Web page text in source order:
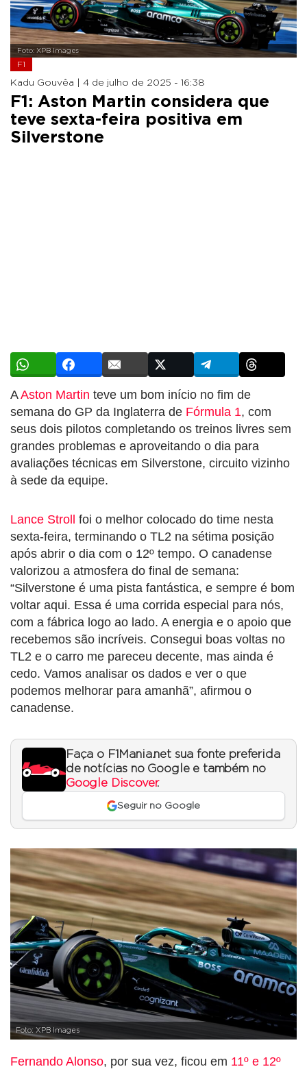
Foto: XPB Images
F1
Kadu Gouvêa | 4 de julho de 2025 - 16:38
F1: Aston Martin considera que
teve sexta-feira positiva em
Silverstone
AAston Martin teve um bom início no fim de
semana do GP da Inglaterra de Fórmula 1, com
seus dois pilotos completando os treinos livres sem
grandes problemas e aproveitando o dia para
avaliações técnicas em Silverstone, circuito vizinho
à sede da equipe.
Lance Stroll foi o melhor colocado do time nesta
sexta-feira, terminando o TL2 na sétima posição
após abrir o dia com o 12º tempo. O canadense
valorizou a atmosfera do final de semana:
“Silverstone é uma pista fantástica, e sempre é bom
voltar aqui. Essa é uma corrida especial para nós,
com a fábrica logo ao lado. A energia e o apoio que
recebemos são incríveis. Consegui boas voltas no
TL2 e o carro me pareceu decente, mas ainda é
cedo. Vamos analisar os dados e ver o que
podemos melhorar para amanhã”, afirmou o
canadense.
Faça o F1Mania.net sua fonte preferida
de notícias no Google e também no
Google Discover.
Seguir no Google
Foto: XPB Images
Fernando Alonso, por sua vez, ficou em 11º e 12º